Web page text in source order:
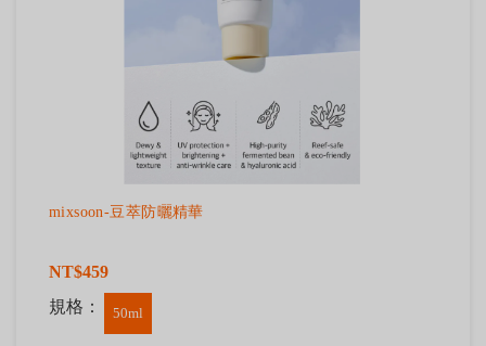
mixsoon-豆萃防曬精華
NT$459
規格：
50ml